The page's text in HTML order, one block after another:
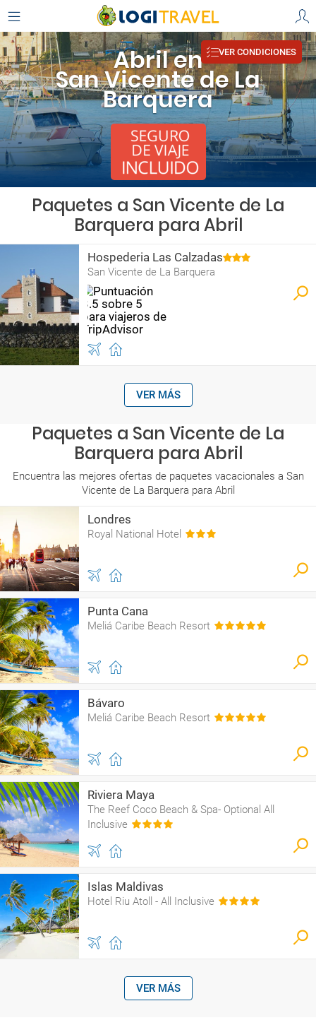
Abril en
San Vicente de La
Barquera
VER CONDICIONES
Paquetes a San Vicente de La
Barquera para Abril
Hospederia Las Calzadas
San Vicente de La Barquera
VER MÁS
Paquetes a San Vicente de La
Barquera para Abril
Encuentra las mejores ofertas de paquetes vacacionales a San
Vicente de La Barquera para Abril
Londres
Royal National Hotel
Punta Cana
Meliá Caribe Beach Resort
Bávaro
Meliá Caribe Beach Resort
Riviera Maya
The Reef Coco Beach & Spa- Optional All
Inclusive
Islas Maldivas
Hotel Riu Atoll - All Inclusive
VER MÁS